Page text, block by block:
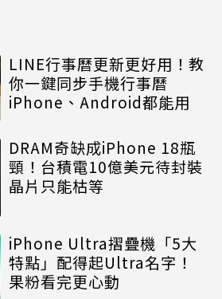
LINE行事曆更新更好用！教
你一鍵同步手機行事曆
iPhone、Android都能用
DRAM奇缺成iPhone 18瓶
頸！台積電10億美元待封裝
晶片只能枯等
iPhone Ultra摺疊機「5大
特點」配得起Ultra名字！
果粉看完更心動